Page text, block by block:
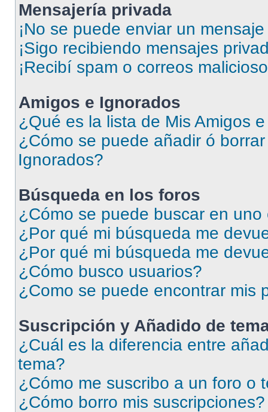
Mensajería privada
¡No se puede enviar un
¡Sigo recibiendo mensajes
¡Recibí spam o correos
Amigos e Ignorados
¿Qué es la lista de Mis Amigos
¿Cómo se puede añadir ó
Ignorados?
Búsqueda en los foros
¿Cómo se puede buscar en uno
¿Por qué mi búsqueda me
¿Por qué mi búsqueda me
¿Cómo busco usuarios?
¿Como se puede encontrar mis
Suscripción y Añadido de
¿Cuál es la diferencia entre
tema?
¿Cómo me suscribo a un foro o
¿Cómo borro mis suscripciones?